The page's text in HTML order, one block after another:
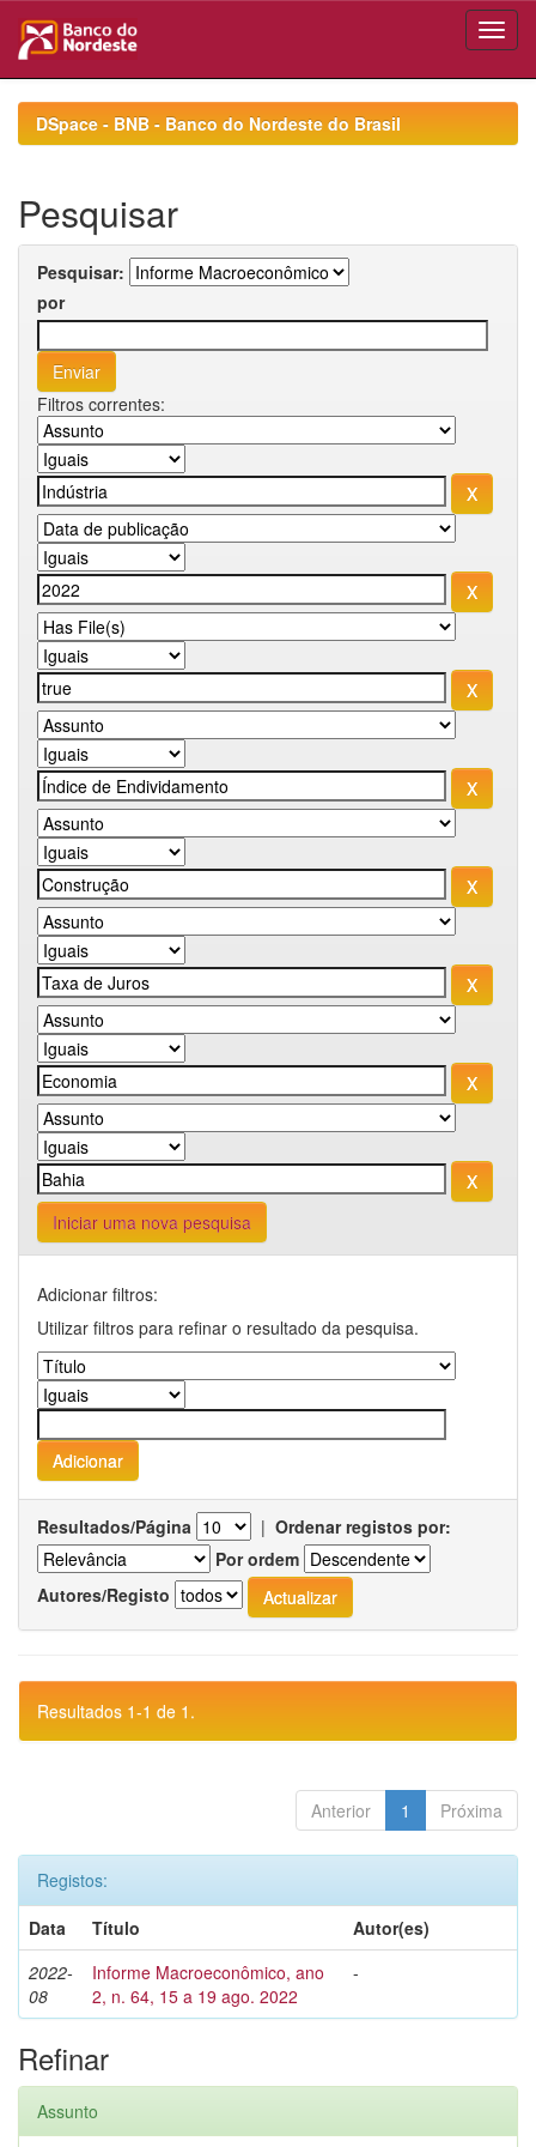
navigationDSpace - BNB - Banco do Nordeste do Brasil
Pesquisar
Pesquisar:
por
Filtros correntes:
Iniciar uma nova pesquisa
Adicionar filtros:
Utilizar filtros para refinar o resultado da pesquisa.
Resultados/Página | Ordenar registos por:
Por ordem
Autores/Registo
Resultados 1-1 de 1.
Anterior 1 Próxima
Registos:
Data
Título
Autor(es)
2022-
08
Informe Macroeconômico, ano
2, n. 64, 15 a 19 ago. 2022
-
Refinar
Assunto